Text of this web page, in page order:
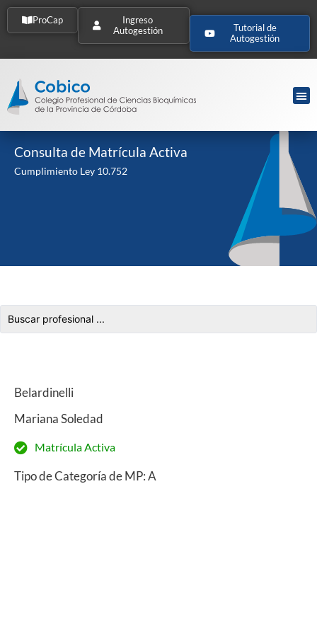
ProCap
Ingreso
Autogestión
Tutorial de
Autogestión
Consulta de Matrícula Activa
Cumplimiento Ley 10.752
Belardinelli
Mariana Soledad
Matrícula Activa
Tipo de Categoría de MP: A